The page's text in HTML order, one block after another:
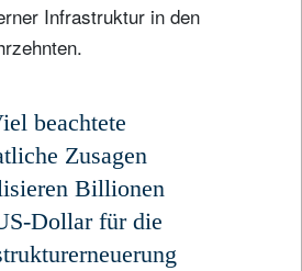
Infrastruktur in den
beachtete
Zusagen
Billionen
Dollar für die